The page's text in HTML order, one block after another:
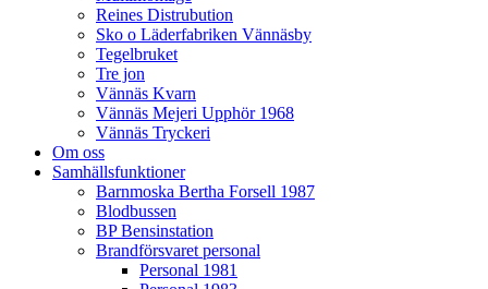
Reines Distrubution
Sko o Läderfabriken Vännäsby
Tegelbruket
Tre jon
Vännäs Kvarn
Vännäs Mejeri Upphör 1968
Vännäs Tryckeri
Om oss
Samhällsfunktioner
Barnmoska Bertha Forsell 1987
Blodbussen
BP Bensinstation
Brandförsvaret personal
Personal 1981